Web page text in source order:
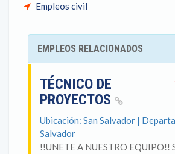
Empleos civil
EMPLEOS RELACIONADOS
TÉCNICO DE
PROYECTOS
Ubicación: San Salvador |
Salvador
!!UNETE A NUESTRO EQUIPO!!